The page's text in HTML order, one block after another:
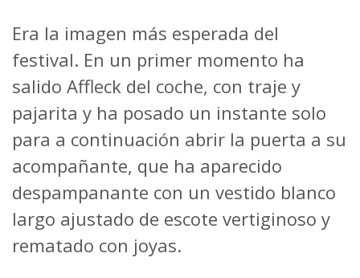
Era la imagen más esperada del
festival. En un primer momento ha
salido Affleck del coche, con traje y
pajarita y ha posado un instante solo
para a continuación abrir la puerta a su
acompañante, que ha aparecido
despampanante con un vestido blanco
largo ajustado de escote vertiginoso y
rematado con joyas.